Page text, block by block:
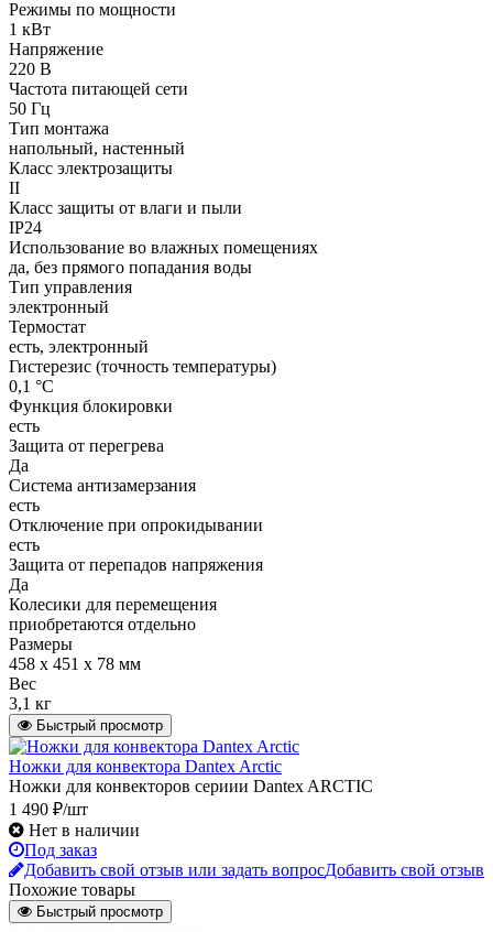
Режимы по мощности
1 кВт
Напряжение
220 В
Частота питающей сети
50 Гц
Тип монтажа
напольный, настенный
Класс электрозащиты
II
Класс защиты от влаги и пыли
IP24
Использование во влажных помещениях
да, без прямого попадания воды
Тип управления
электронный
Термостат
есть, электронный
Гистерезис (точность температуры)
0,1 °С
Функция блокировки
есть
Защита от перегрева
Да
Система антизамерзания
есть
Отключение при опрокидывании
есть
Защита от перепадов напряжения
Да
Колесики для перемещения
приобретаются отдельно
Размеры
458 х 451 х 78 мм
Вес
3,1 кг
Быстрый просмотр
Ножки для конвектора Dantex Arctic
Ножки для конвекторов сериии Dantex ARCTIC
1 490 ₽/шт
Нет в наличии
Под заказ
Добавить свой отзыв или задать вопросДобавить свой отзыв
Похожие товары
Быстрый просмотр